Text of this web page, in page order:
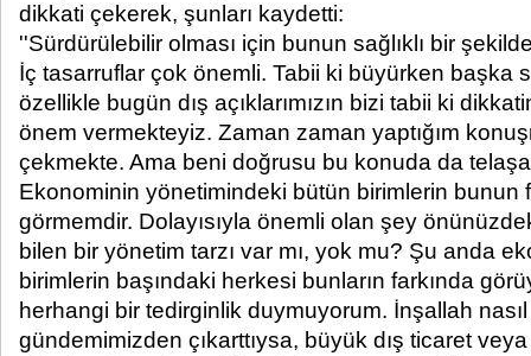
dikkati çekerek, şunları kaydetti:
''Sürdürülebilir olması için bunun sağlıklı bir
İç tasarruflar çok önemli. Tabii ki büyürken başka
özellikle bugün dış açıklarımızın bizi tabii ki
önem vermekteyiz. Zaman zaman yaptığım
çekmekte. Ama beni doğrusu bu konuda da
Ekonominin yönetimindeki bütün birimlerin bunun
görmemdir. Dolayısıyla önemli olan şey
bilen bir yönetim tarzı var mı, yok mu? Şu anda
birimlerin başındaki herkesi bunların farkında
herhangi bir tedirginlik duymuyorum. İnşallah
gündemimizden çıkarttıysa, büyük dış ticaret veya